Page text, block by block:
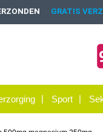
GRATIS
Sport